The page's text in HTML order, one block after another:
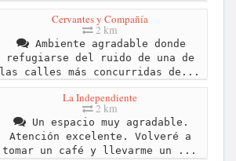
Cervantes y Compañía
2 km
Ambiente agradable donde
refugiarse del ruido de una de
las calles más concurridas de...
La Independiente
2 km
Un espacio muy agradable.
Atención excelente. Volveré a
tomar un café y llevarme un ...